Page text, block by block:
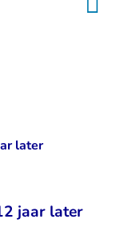
jaar later